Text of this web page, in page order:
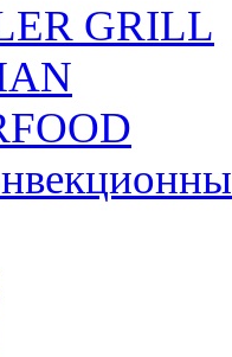
GRILL